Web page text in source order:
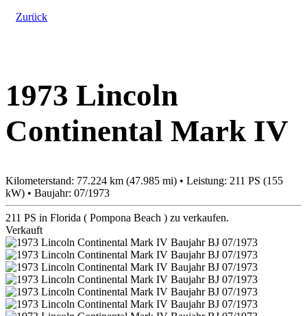
Zurück
1973 Lincoln
Continental Mark IV
Kilometerstand: 77.224 km (47.985 mi) • Leistung: 211 PS (155
kW) • Baujahr: 07/1973
211 PS in Florida ( Pompona Beach ) zu verkaufen.
Verkauft